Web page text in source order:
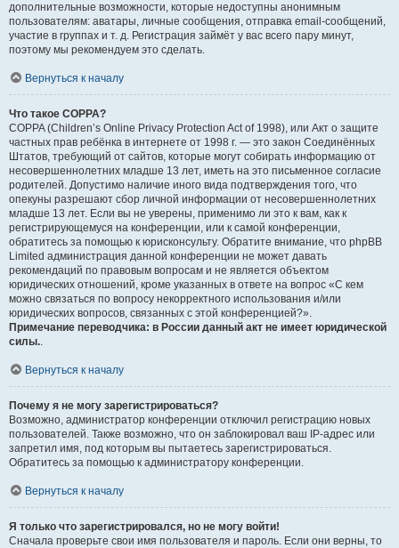
дополнительные возможности, которые недоступны анонимным
пользователям: аватары, личные сообщения, отправка email-сообщений,
участие в группах и т. д. Регистрация займёт у вас всего пару минут,
поэтому мы рекомендуем это сделать.
Вернуться к началу
Что такое COPPA?
COPPA (Children’s Online Privacy Protection Act of 1998), или Акт о защите
частных прав ребёнка в интернете от 1998 г. — это закон Соединённых
Штатов, требующий от сайтов, которые могут собирать информацию от
несовершеннолетних младше 13 лет, иметь на это письменное согласие
родителей. Допустимо наличие иного вида подтверждения того, что
опекуны разрешают сбор личной информации от несовершеннолетних
младше 13 лет. Если вы не уверены, применимо ли это к вам, как к
регистрирующемуся на конференции, или к самой конференции,
обратитесь за помощью к юрисконсульту. Обратите внимание, что phpBB
Limited администрация данной конференции не может давать
рекомендаций по правовым вопросам и не является объектом
юридических отношений, кроме указанных в ответе на вопрос «С кем
можно связаться по вопросу некорректного использования и/или
юридических вопросов, связанных с этой конференцией?».
Примечание переводчика: в России данный акт не имеет юридической
силы..
Вернуться к началу
Почему я не могу зарегистрироваться?
Возможно, администратор конференции отключил регистрацию новых
пользователей. Также возможно, что он заблокировал ваш IP-адрес или
запретил имя, под которым вы пытаетесь зарегистрироваться.
Обратитесь за помощью к администратору конференции.
Вернуться к началу
Я только что зарегистрировался, но не могу войти!
Сначала проверьте свои имя пользователя и пароль. Если они верны, то